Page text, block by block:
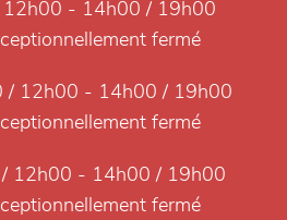
- 14h00 / 19h00
fermé
/ 12h00 - 14h00 / 19h00
fermé
12h00 - 14h00 / 19h00
fermé